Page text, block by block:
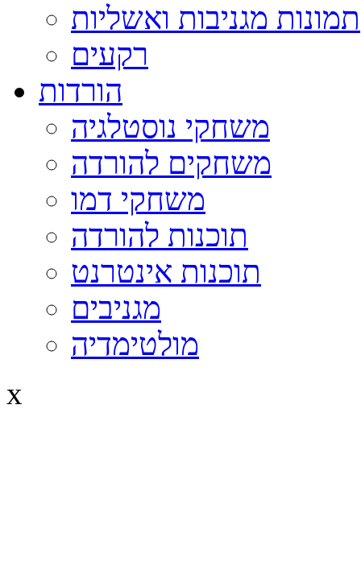
תמונות מגניבות ואשליות
רקעים
הורדות
משחקי נוסטלגיה
משחקים להורדה
משחקי דמו
תוכנות להורדה
תוכנות אינטרנט
מגניבים
מולטימדיה
x